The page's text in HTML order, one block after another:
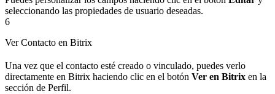
seleccionando las propiedades de usuario deseadas.
6
Ver Contacto en Bitrix
Una vez que el contacto esté creado o vinculado, puedes verlo
directamente en Bitrix haciendo clic en el botón Ver en Bitrix en la
sección de Perfil.